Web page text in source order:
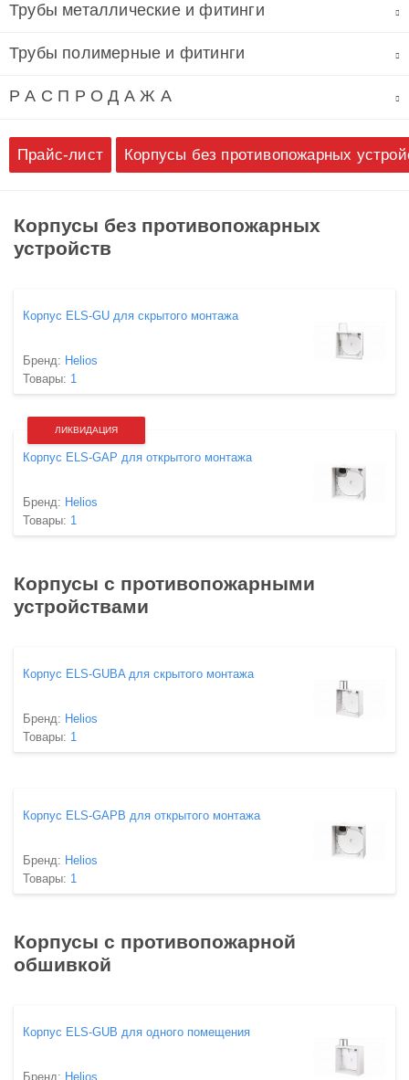
Прайс-лист Корпусы без противопожарных
Трубы металлические и фитинги
Трубы полимерные и фитинги
Р А С П Р О Д А Ж А
Корпусы без противопожарных
устройств
Корпус ELS-GU для скрытого монтажа
Бренд: Helios
Товары: 1
ЛИКВИДАЦИЯ
Корпус ELS-GAP для открытого монтажа
Бренд: Helios
Товары: 1
Корпусы с противопожарными
устройствами
Корпус ELS-GUBA для скрытого монтажа
Бренд: Helios
Товары: 1
Корпус ELS-GAPB для открытого монтажа
Бренд: Helios
Товары: 1
Корпусы с противопожарной
обшивкой
Корпус ELS-GUB для одного помещения
Бренд: Helios